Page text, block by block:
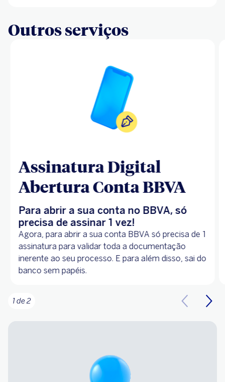
Outros serviços
Assinatura Digital
Abertura Conta BBVA
Para abrir a sua conta no BBVA, só
precisa de assinar 1 vez!
Agora, para abrir a sua conta BBVA só precisa de 1
assinatura para validar toda a documentação
inerente ao seu processo. E para além disso, sai do
banco sem papéis.
1 de 2